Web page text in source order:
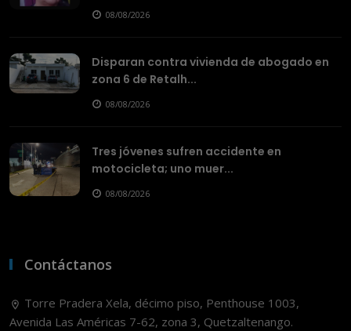
08/08/2026
Disparan contra vivienda de abogado en
zona 6 de Retalh...
08/08/2026
Tres jóvenes sufren accidente en
motocicleta; uno muer...
08/08/2026
Contáctanos
Torre Pradera Xela, décimo piso, Penthouse 1003,
Avenida Las Américas 7-62, zona 3, Quetzaltenango.